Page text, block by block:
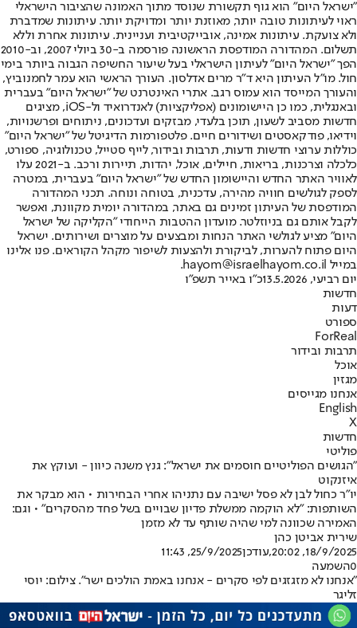
"ישראל היום" הוא גוף תקשורת שנוסד מתוך האמונה שהציבור הישראלי
ראוי לעיתונות טובה יותר, מאוזנת יותר ומדויקת יותר. עיתונות שמדברת
ולא צועקת. עיתונות אמינה, אובייקטיבית ועניינית. עיתונות אחרת וללא
תשלום. המהדורה המודפסת הראשונה פורסמה ב-30 ביולי 2007, וב-2010
הפך "ישראל היום" לעיתון הישראלי בעל שיעור החשיפה הגבוה ביותר בימי
חול. מו"ל העיתון היא ד"ר מרים אדלסון. העורך הראשי הוא עמר לחמנוביץ,
והעורך המייסד הוא עמוס רגב. אתרי האינטרנט של "ישראל היום" בעברית
ובאנגלית, כמו כן היישומונים (אפליקציות) לאנדרואיד ול-iOS, מציגים
חדשות מסביב לשעון, תוכן בלעדי, מבזקים ועדכונים, ניתוחים ופרשנויות,
וידיאו, פודקאסטים ושידורים חיים. פלטפורמות הדיגיטל של "ישראל היום"
כוללות ערוצי חדשות ודעות, תרבות ובידור, לייף סטייל, טכנולוגיה, ספורט,
כלכלה וצרכנות, בריאות, חיילים, אוכל, יהדות, תיירות ורכב. ב-2021 עלו
לאוויר האתר החדש והיישומון החדש של "ישראל היום" בעברית, במטרה
לספק לגולשים חוויה מהירה, עדכנית, בטוחה ונוחה. תכני המהדורה
המודפסת של העיתון זמינים גם באתר, במהדורה יומית מקוונת, ואפשר
לקבל אותם גם בניוזלטר. מועדון ההטבות הייחודי "הקליקה של ישראל
היום" מציע לגולשי האתר הנחות ומבצעים על מוצרים ושירותים. ישראל
היום פתוח להערות, לביקורת ולהצעות לשיפור מקהל הקוראים. פנו אלינו
במייל hayom@israelhayom.co.il.
יום רביעי, 13.5.2026
כ"ו באייר תשפ"ו
חדשות
דעות
ספורט
ForReal
תרבות ובידור
אוכל
מגזין
אנחנו מגייסים
English
X
חדשות
פוליטי
"הגושים הפוליטיים חוסמים את ישראל": גנץ משנה כיוון - ועוקץ את
איזנקוט
יו"ר כחול לבן לא פסל ישיבה עם נתניהו אחרי הבחירות • הוא מבקר את
השותפות: "לא הוקמה ממשלת פדיון שבויים בשל פחד מהסקרים" • וגם:
האמירה שכוונה למי שהיה שותף עד לא מזמן
שירית אביטן כהן
18/9/2025, 20:02
,עודכן25/9/2025, 11:43
0השמעה
"אנחנו לא מזגזגים לפי סקרים - אנחנו באמת הולכים ישר". צילום: יוסי
זליגר